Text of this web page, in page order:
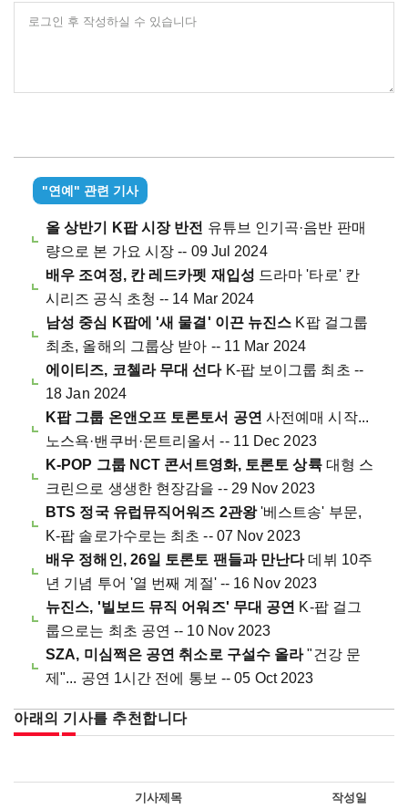
로그인 후 작성하실 수 있습니다
"연예" 관련 기사
올 상반기 K팝 시장 반전 유튜브 인기곡·음반 판매
량으로 본 가요 시장 -- 09 Jul 2024
배우 조여정, 칸 레드카펫 재입성 드라마 '타로' 칸
시리즈 공식 초청 -- 14 Mar 2024
남성 중심 K팝에 '새 물결' 이끈 뉴진스 K팝 걸그룹
최초, 올해의 그룹상 받아 -- 11 Mar 2024
에이티즈, 코첼라 무대 선다K-팝 보이그룹 최초 --
18 Jan 2024
K팝 그룹 온앤오프 토론토서 공연 사전예매 시작...
노스욕·밴쿠버·몬트리올서 -- 11 Dec 2023
K-POP 그룹 NCT 콘서트영화, 토론토 상륙대형 스
크린으로 생생한 현장감을 -- 29 Nov 2023
BTS 정국 유럽뮤직어워즈 2관왕'베스트송' 부문,
K-팝 솔로가수로는 최초 -- 07 Nov 2023
배우 정해인, 26일 토론토 팬들과 만난다데뷔 10주
년 기념 투어 '열 번째 계절' -- 16 Nov 2023
뉴진스, '빌보드 뮤직 어워즈' 무대 공연 K-팝 걸그
룹으로는 최초 공연 -- 10 Nov 2023
SZA, 미심쩍은 공연 취소로 구설수 올라"건강 문
제"... 공연 1시간 전에 통보 -- 05 Oct 2023
아래의 기사를 추천합니다
기사제목 작성일